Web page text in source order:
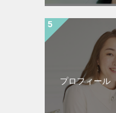
プロフィール